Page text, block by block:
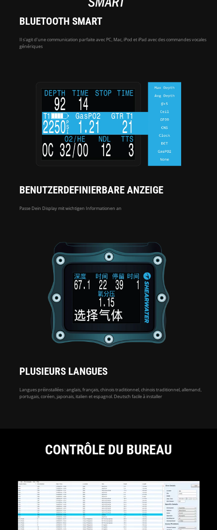
BLUETOOTH SMART
Il s'agit d'une communication parfaite avec PC, Mac, iPod et iPad avec des commandes vocales
génériques
BENUTZERDEFINIERBARE ANZEIGE
Passe Dein Display mit wichtigen Informationen an
PLUSIEURS LANGUES
Langues préinstallées : anglais, français, chinois traditionnel, chinois traditionnel, allemand,
portugais, coréen, japonais, italien et espagnol. Deutsch facile à installer
CONTRÔLE DU BUREAU